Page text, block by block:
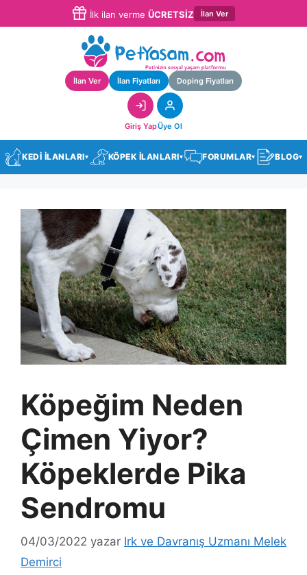
İlk ilan verme ÜCRETSİZ İlan Ver
İlan Ver İlan Fiyatları Doping Fiyatları
Giriş YapÜye Ol
KEDİ İLANLARI▾ KÖPEK İLANLARI▾ FORUMLAR▾ BLOG▾
Köpeğim Neden
Çimen Yiyor?
Köpeklerde Pika
Sendromu
04/03/2022 yazar Irk ve Davranış Uzmanı Melek
Demirci